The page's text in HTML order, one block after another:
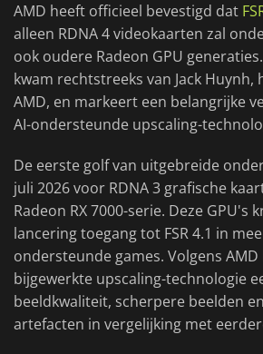
AMD heeft officieel bevestigd dat
alleen RDNA 4 videokaarten zal
ook oudere Radeon GPU
kwam rechtstreeks van Jack Huynh,
AMD, en markeert een belangrijke
AI-ondersteunde upscaling-
De eerste golf van uitgebreide
juli 2026 voor RDNA 3 grafische
Radeon RX 7000-serie. Deze GPU's
lancering toegang tot FSR 4.1 in
ondersteunde games. Volgens
bijgewerkte upscaling-technologie
beeldkwaliteit, scherpere beelden
artefacten in vergelijking met